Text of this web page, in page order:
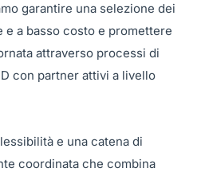
garantire una selezione dei
a basso costo e promettere
attraverso processi di
con partner attivi a livello
e una catena di
coordinata che combina